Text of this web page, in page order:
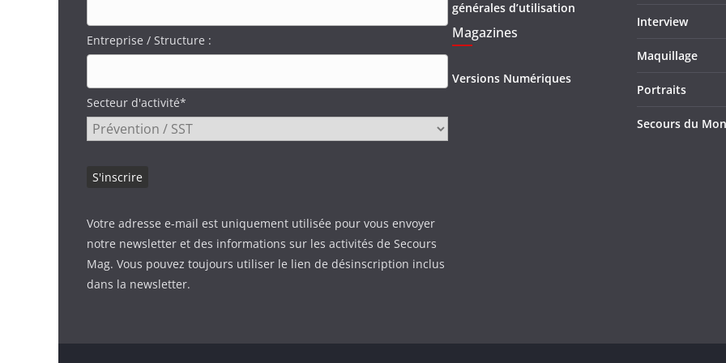
Entreprise / Structure :
Secteur d'activité*
Votre adresse e-mail est uniquement utilisée pour vous envoyer
notre newsletter et des informations sur les activités de Secours
Mag. Vous pouvez toujours utiliser le lien de désinscription inclus
dans la newsletter.
générales d’utilisation
Magazines
Versions Numériques
Interview
Maquillage
Portraits
Secours du